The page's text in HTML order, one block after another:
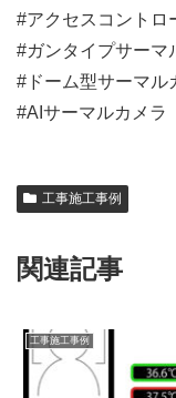
#アクセスコントロ
#ガンタイプサーマ
#ドーム型サーマル
#AIサーマルカメラ
工事施工事例
関連記事
工事施工事例